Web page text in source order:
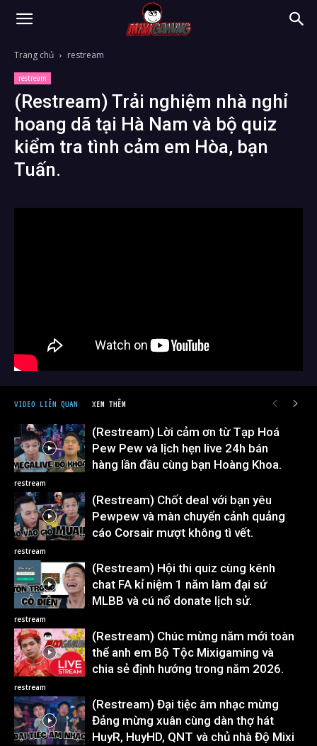
Trang chủ restream
restream
(Restream) Trải nghiệm nhà nghỉ
hoang dã tại Hà Nam và bộ quiz
kiểm tra tình cảm em Hòa, bạn
Tuấn.
VIDEO LIÊN QUAN XEM THÊM
restream
(Restream) Lời cảm ơn từ Tạp Hoá
Pew Pew và lịch hẹn live 24h bán
hàng lần đầu cùng bạn Hoàng Khoa.
restream
(Restream) Chốt deal với bạn yêu
Pewpew và màn chuyển cảnh quảng
cáo Corsair mượt không tì vết.
restream
(Restream) Hội thi quiz cùng kênh
chat FA kỉ niệm 1 năm làm đại sứ
MLBB và cú nổ donate lịch sử.
restream
(Restream) Chúc mừng năm mới toàn
thể anh em Bộ Tộc Mixigaming và
chia sẻ định hướng trong năm 2026.
(Restream) Đại tiệc âm nhạc mừng
Đảng mừng xuân cùng dàn thợ hát
HuyR, HuyHD, QNT và chủ nhà Độ Mixi